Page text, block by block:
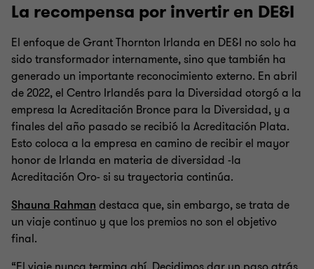
La recompensa por invertir en DE&I
El enfoque de Grant Thornton Irlanda en DE&I no solo ha
sido transformador internamente, sino que también ha
generado un importante reconocimiento externo. En abril
de 2022, el Centro Irlandés para la Diversidad otorgó a la
empresa la Acreditación Bronce para la Diversidad, y a
finales del año pasado se recibió la Acreditación Plata.
Esto coloca a la empresa en camino de recibir el mayor
honor de Irlanda en materia de diversidad -la
Acreditación Oro- si su trayectoria continúa.
Shauna Rahman destaca que, sin embargo, se trata de
un viaje continuo y que los premios no son el objetivo
final.